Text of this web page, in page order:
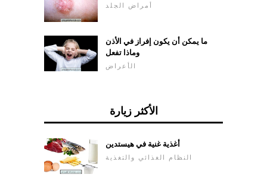
أمراض الجلد
ما يمكن أن يكون إفراز في الأذن
وماذا تفعل
الأعراض
الأكثر زيارة
أغذية غنية في هيستدين
النظام الغذائي والتغذية